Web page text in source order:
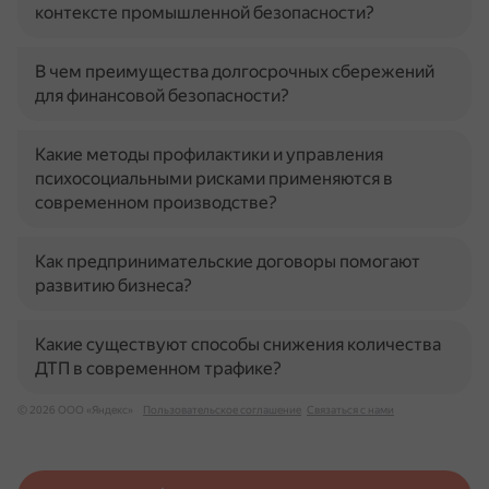
контексте промышленной безопасности?
В чем преимущества долгосрочных сбережений
для финансовой безопасности?
Какие методы профилактики и управления
психосоциальными рисками применяются в
современном производстве?
Как предпринимательские договоры помогают
развитию бизнеса?
Какие существуют способы снижения количества
ДТП в современном трафике?
© 2026 ООО «Яндекс» Пользовательское соглашение Связаться с нами